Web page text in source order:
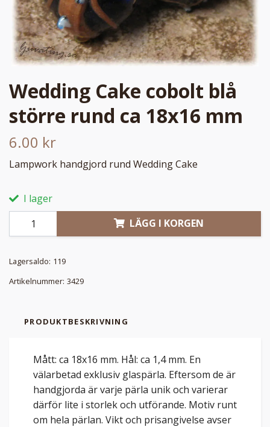
Wedding Cake cobolt blå
större rund ca 18x16 mm
6.00 kr
Lampwork handgjord rund Wedding Cake
I lager
LÄGG I KORGEN
Lagersaldo: 119
Artikelnummer: 3429
PRODUKTBESKRIVNING
Mått: ca 18x16 mm. Hål: ca 1,4 mm. En
välarbetad exklusiv glaspärla. Eftersom de är
handgjorda är varje pärla unik och varierar
därför lite i storlek och utförande. Motiv runt
om hela pärlan. Vikt och prisangivelse avser